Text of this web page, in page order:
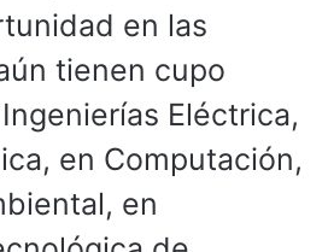
en las
tienen cupo
Eléctrica,
en Computación,
en